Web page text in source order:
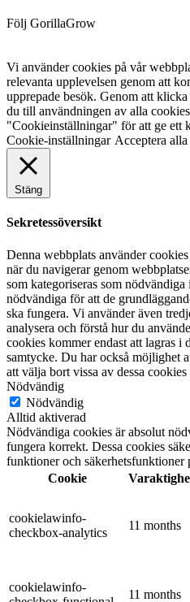
Följ GorillaGrow
Vi använder cookies på vår
relevanta upplevelsen genom att
upprepade besök. Genom att
du till användningen av alla
"Cookieinställningar" för att ge ett
Cookie-inställningar Acceptera alla
Stäng
Sekretessöversikt
Denna webbplats använder
när du navigerar genom
som kategoriseras som
nödvändiga för att de
ska fungera. Vi använder även
analysera och förstå hur du
cookies kommer endast att lagras i
samtycke. Du har också möjlighet
att välja bort vissa av dessa
Nödvändig
Nödvändig
Alltid aktiverad
Nödvändiga cookies är absolut
fungera korrekt. Dessa cookies
funktioner och säkerhetsfunktioner
Cookie
cookielawinfo-
checkbox-analytics
11 months
cookielawinfo-
11 months